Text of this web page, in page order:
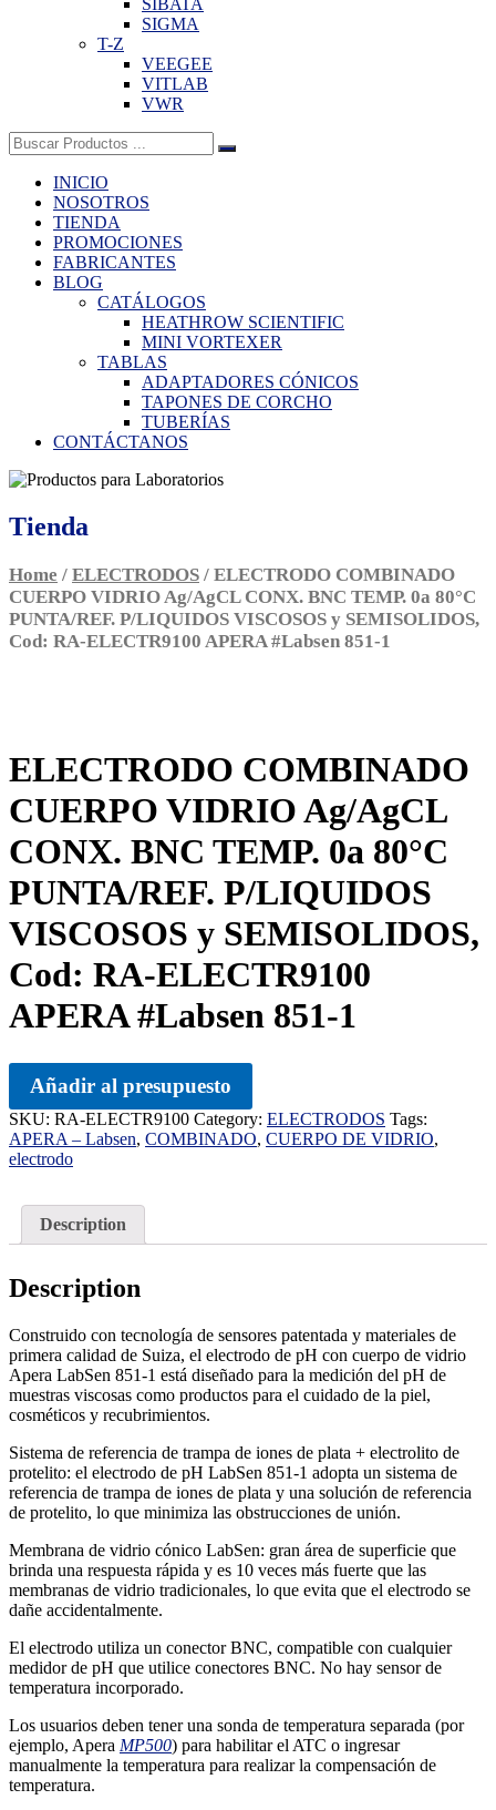
SIBATA
SIGMA
T-Z
VEEGEE
VITLAB
VWR
Buscar:
INICIO
NOSOTROS
TIENDA
PROMOCIONES
FABRICANTES
BLOG
CATÁLOGOS
HEATHROW SCIENTIFIC
MINI VORTEXER
TABLAS
ADAPTADORES CÓNICOS
TAPONES DE CORCHO
TUBERÍAS
CONTÁCTANOS
Tienda
Home / ELECTRODOS / ELECTRODO COMBINADO
CUERPO VIDRIO Ag/AgCL CONX. BNC TEMP. 0a 80°C
PUNTA/REF. P/LIQUIDOS VISCOSOS y SEMISOLIDOS,
Cod: RA-ELECTR9100 APERA #Labsen 851-1
ELECTRODO COMBINADO
CUERPO VIDRIO Ag/AgCL
CONX. BNC TEMP. 0a 80°C
PUNTA/REF. P/LIQUIDOS
VISCOSOS y SEMISOLIDOS,
Cod: RA-ELECTR9100
APERA #Labsen 851-1
Añadir al presupuesto
SKU: RA-ELECTR9100 Category: ELECTRODOS Tags:
APERA – Labsen, COMBINADO, CUERPO DE VIDRIO,
electrodo
Description
Description
Construido con tecnología de sensores patentada y materiales de
primera calidad de Suiza, el electrodo de pH con cuerpo de vidrio
Apera LabSen 851-1 está diseñado para la medición del pH de
muestras viscosas como productos para el cuidado de la piel,
cosméticos y recubrimientos.
Sistema de referencia de trampa de iones de plata + electrolito de
protelito: el electrodo de pH LabSen 851-1 adopta un sistema de
referencia de trampa de iones de plata y una solución de referencia
de protelito, lo que minimiza las obstrucciones de unión.
Membrana de vidrio cónico LabSen: gran área de superficie que
brinda una respuesta rápida y es 10 veces más fuerte que las
membranas de vidrio tradicionales, lo que evita que el electrodo se
dañe accidentalmente.
El electrodo utiliza un conector BNC, compatible con cualquier
medidor de pH que utilice conectores BNC. No hay sensor de
temperatura incorporado.
Los usuarios deben tener una sonda de temperatura separada (por
ejemplo, Apera MP500) para habilitar el ATC o ingresar
manualmente la temperatura para realizar la compensación de
temperatura.